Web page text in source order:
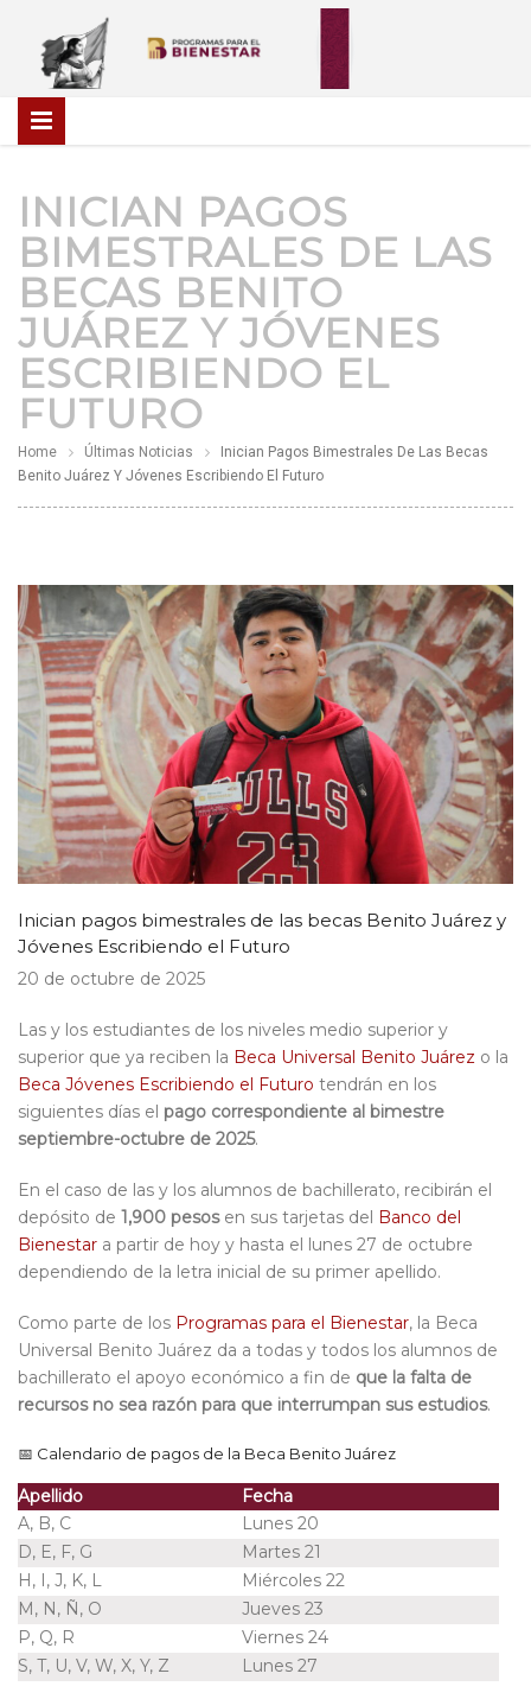
INICIAN PAGOS
BIMESTRALES DE LAS
BECAS BENITO
JUÁREZ Y JÓVENES
ESCRIBIENDO EL
FUTURO
Home Últimas Noticias
Inician Pagos Bimestrales De Las Becas
Benito Juárez Y Jóvenes Escribiendo El Futuro
Inician pagos bimestrales de las becas Benito Juárez y
Jóvenes Escribiendo el Futuro
20 de octubre de 2025
Las y los estudiantes de los niveles medio superior y
superior que ya reciben la Beca Universal Benito Juárez o la
Beca Jóvenes Escribiendo el Futuro tendrán en los
siguientes días el pago correspondiente al bimestre
septiembre-octubre de 2025.
En el caso de las y los alumnos de bachillerato, recibirán el
depósito de 1,900 pesosen sus tarjetas del
Banco del
Bienestar a partir de hoy y hasta el lunes 27 de octubre
dependiendo de la letra inicial de su primer apellido.
Como parte de los Programas para el Bienestar, la Beca
Universal Benito Juárez da a todas y todos los alumnos de
bachillerato el apoyo económico a fin de que la falta de
recursos no sea razón para que interrumpan sus estudios.
📅 Calendario de pagos de la Beca Benito Juárez
Apellido
Fecha
A, B, C
Lunes 20
D, E, F, G
Martes 21
H, I, J, K, L
Miércoles 22
M, ​​N, Ñ, O
Jueves 23
P, Q, R
Viernes 24
S, T, U, V, W, X, Y, Z
Lunes 27